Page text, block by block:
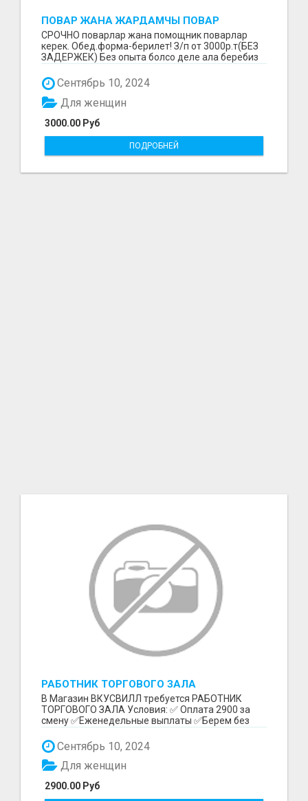
ПОВАР ЖАНА ЖАРДАМЧЫ ПОВАР
СРОЧНО поварлар жана помощник поварлар
керек. Обед.форма-берилет! З/п от 3000р.т(БЕЗ
ЗАДЕРЖЕК) Без опыта болсо деле ала беребиз
Сентябрь 10, 2024
3000.00 Руб
Для женщин
ПОДРОБНЕЙ
РАБОТНИК ТОРГОВОГО ЗАЛА
В Магазин ВКУСВИЛЛ требуется РАБОТНИК
ТОРГОВОГО ЗАЛА Условия: ✅ Оплата 2900 за
смену ✅Еженедельные выплаты ✅Берем без
Сентябрь 10, 2024
2900.00 Руб
Для женщин